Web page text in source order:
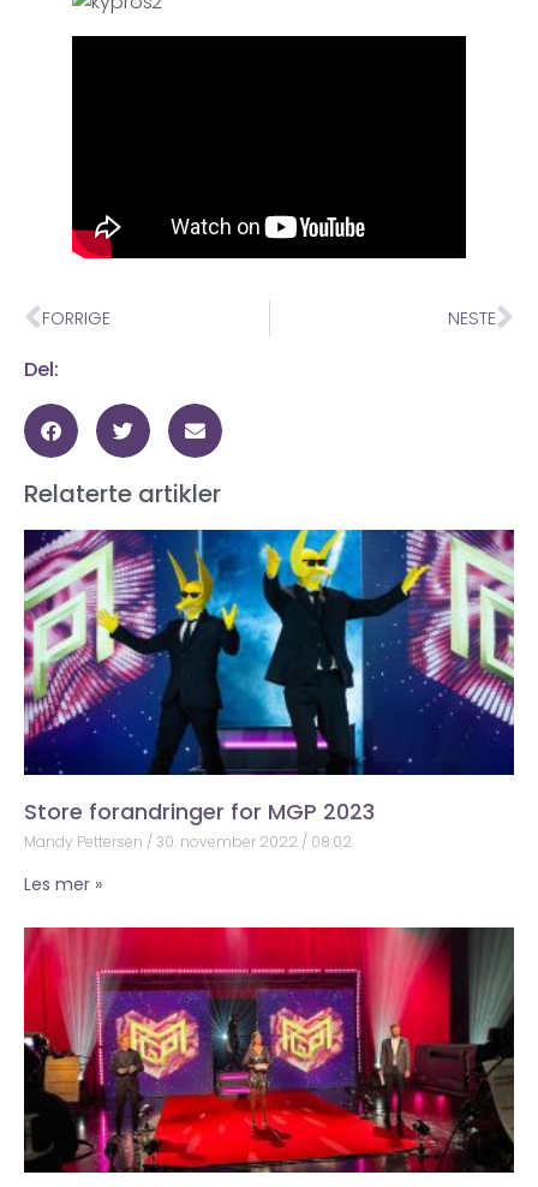
FORRIGE NESTE
Del:
Relaterte artikler
Store forandringer for MGP 2023
Mandy Pettersen 30. november 2022 08:02
Les mer »